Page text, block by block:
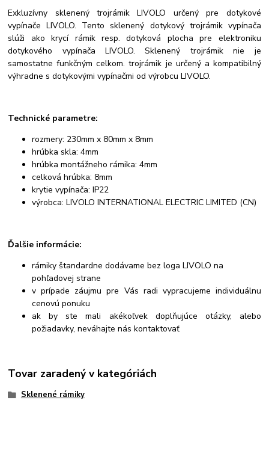
Exkluzívny sklenený trojrámik LIVOLO určený pre dotykové
vypínače LIVOLO. Tento sklenený dotykový trojrámik vypínača
slúži ako krycí rámik resp. dotyková plocha pre elektroniku
dotykového vypínača LIVOLO. Sklenený trojrámik nie je
samostatne funkčným celkom. trojrámik je určený a kompatibilný
výhradne s dotykovými vypínačmi od výrobcu LIVOLO.
Technické parametre:
rozmery: 230mm x 80mm x 8mm
hrúbka skla: 4mm
hrúbka montážneho rámika: 4mm
celková hrúbka: 8mm
krytie vypínača: IP22
výrobca: LIVOLO INTERNATIONAL ELECTRIC LIMITED (CN)
Ďalšie informácie:
rámiky štandardne dodávame bez loga LIVOLO na
pohľadovej strane
v prípade záujmu pre Vás radi vypracujeme individuálnu
cenovú ponuku
ak by ste mali akékoľvek doplňujúce otázky, alebo
požiadavky, neváhajte nás kontaktovať
Tovar zaradený v kategóriách
Sklenené rámiky